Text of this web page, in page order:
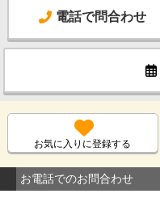
電話で問合わせ
お気に入りに登録する
お電話でのお問合わせ